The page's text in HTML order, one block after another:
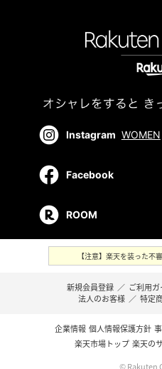
Instagram WOMEN
Facebook
ROOM
【注意】楽天を装った不
新規会員登録 ／ ご利用ガ
法人のお客様 ／ 特定
企業情報 個人情報保護方針
楽天市場トップ 楽天の